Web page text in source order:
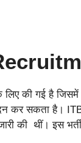
लिए की गई है
कर सकता है।
की थीं। इस